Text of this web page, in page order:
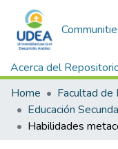
Acerca del
Home